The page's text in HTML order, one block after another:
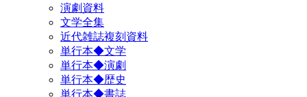
演劇資料
文学全集
近代雑誌複刻資料
単行本◆文学
単行本◆演劇
単行本◆歴史
単行本◆書誌